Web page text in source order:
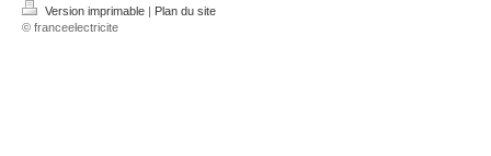
Version imprimable | Plan du site
© franceelectricite